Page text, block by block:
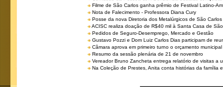
Filme de São Carlos ganha prêmio de Festival Latino-
Nota de Falecimento - Professora Diana Cury
Posse da nova Diretoria dos Metalúrgicos de São
ACISC realiza doação de R$40 mil à Santa Casa de
Pedidos de Seguro-Desemprego, Mercado e Gestão
Gustavo Pozzi e Dom Luiz Carlos Dias participam de
Câmara aprova em primeiro turno o orçamento
Resumo da sessão plenária de 21 de novembro
Vereador Bruno Zancheta entrega relatório de visitas a
Na Coleção de Prestes, Anita conta histórias da família